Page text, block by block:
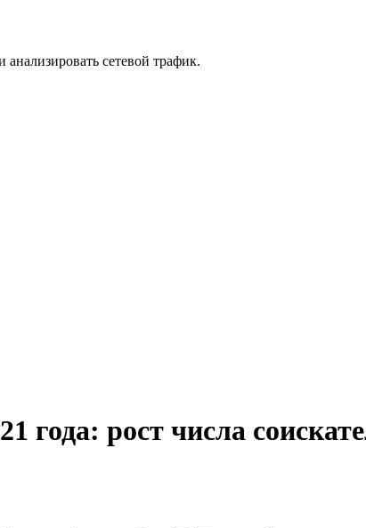
сетевой трафик.
рост числа